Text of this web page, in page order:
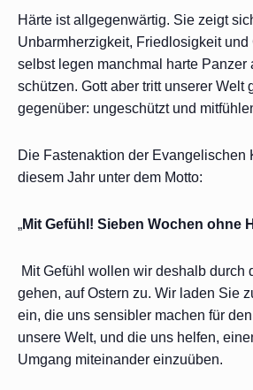
Härte ist allgegenwärtig. Sie zeigt
Unbarmherzigkeit, Friedlosigkeit und
selbst legen manchmal harte Panzer
schützen. Gott aber tritt unserer Welt
gegenüber: ungeschützt und
Die Fastenaktion der Evangelischen
diesem Jahr unter dem Motto:
„Mit Gefühl! Sieben Wochen ohne
Mit Gefühl wollen wir deshalb durch
gehen, auf Ostern zu. Wir laden Sie
ein, die uns sensibler machen für
unsere Welt, und die uns helfen,
Umgang miteinander einzuüben.